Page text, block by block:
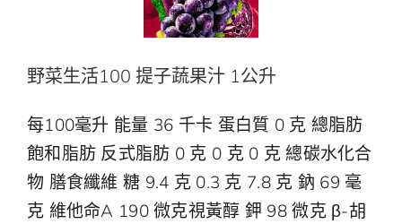
野菜生活100 提子蔬果汁 1公升
每100毫升 能量 36 千卡 蛋白質 0 克 總脂肪
飽和脂肪 反式脂肪 0 克 0 克 0 克 總碳水化合
物 膳食纖維 糖 9.4 克 0.3 克 7.8 克 鈉 69 毫
克 維他命A 190 微克視黃醇 鉀 98 微克 β-胡